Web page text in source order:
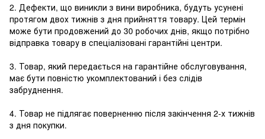
2. Дефекти, що виникли з вини виробника, будуть усунені
протягом двох тижнів з дня прийняття товару. Цей термін
може бути продовжений до 30 робочих днів, якщо потрібно
відправка товару в спеціалізовані гарантійні центри.
3. Товар, який передається на гарантійне обслуговування,
має бути повністю укомплектований і без слідів
забруднення.
4. Товар не підлягає поверненню після закінчення 2-х тижнів
з дня покупки.